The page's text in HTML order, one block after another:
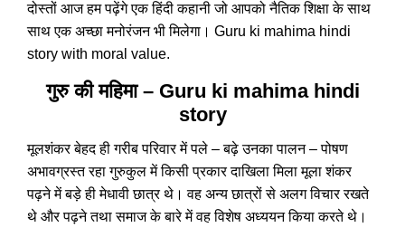
दोस्तों आज हम पढ़ेंगे एक हिंदी कहानी जो आपको नैतिक शिक्षा के साथ
साथ एक अच्छा मनोरंजन भी मिलेगा। Guru ki mahima hindi
story with moral value.
गुरु की महिमा – Guru ki mahima hindi
story
मूलशंकर बेहद ही गरीब परिवार में पले – बढ़े उनका पालन – पोषण
अभावग्रस्त रहा गुरुकुल में किसी प्रकार दाखिला मिला मूला शंकर
पढ़ने में बड़े ही मेधावी छात्र थे। वह अन्य छात्रों से अलग विचार रखते
थे और पढ़ने तथा समाज के बारे में वह विशेष अध्ययन किया करते थे।